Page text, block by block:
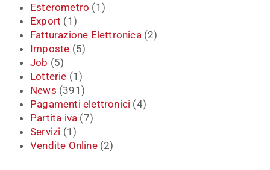
Esterometro (1)
Export (1)
Fatturazione Elettronica (2)
Imposte (5)
Job (5)
Lotterie (1)
News (391)
Pagamenti elettronici (4)
Partita iva (7)
Servizi (1)
Vendite Online(2)